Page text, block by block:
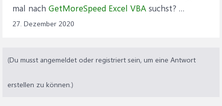
mal nach GetMoreSpeed Excel VBA suchst? …
27. Dezember 2020
(Du musst angemeldet oder registriert sein, um eine Antwort
erstellen zu können.)